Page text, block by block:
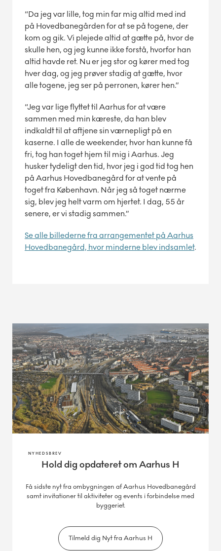
“Da jeg var lille, tog min far mig altid med ind
på Hovedbanegården for at se på togene, der
kom og gik. Vi plejede altid at gætte på, hvor de
skulle hen, og jeg kunne ikke forstå, hvorfor han
altid havde ret. Nu er jeg stor og kører med tog
hver dag, og jeg prøver stadig at gætte, hvor
alle togene, jeg ser på perronen, kører hen.”
“Jeg var lige flyttet til Aarhus for at være
sammen med min kæreste, da han blev
indkaldt til at aftjene sin værnepligt på en
kaserne. I alle de weekender, hvor han kunne få
fri, tog han toget hjem til mig i Aarhus. Jeg
husker tydeligt den tid, hvor jeg i god tid tog hen
på Aarhus Hovedbanegård for at vente på
toget fra København. Når jeg så toget nærme
sig, blev jeg helt varm om hjertet. I dag, 55 år
senere, er vi stadig sammen.”
Se alle billederne fra arrangementet på Aarhus
Hovedbanegård, hvor minderne blev indsamlet.
NYHEDSBREV
Hold dig opdateret om Aarhus H
Få sidste nyt fra ombygningen af Aarhus Hovedbanegård
samt invitationer til aktiviteter og events i forbindelse med
byggeriet.
Tilmeld dig Nyt fra Aarhus H